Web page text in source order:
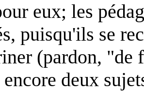
eux; les
puisqu'ils se
(pardon, "de
deux